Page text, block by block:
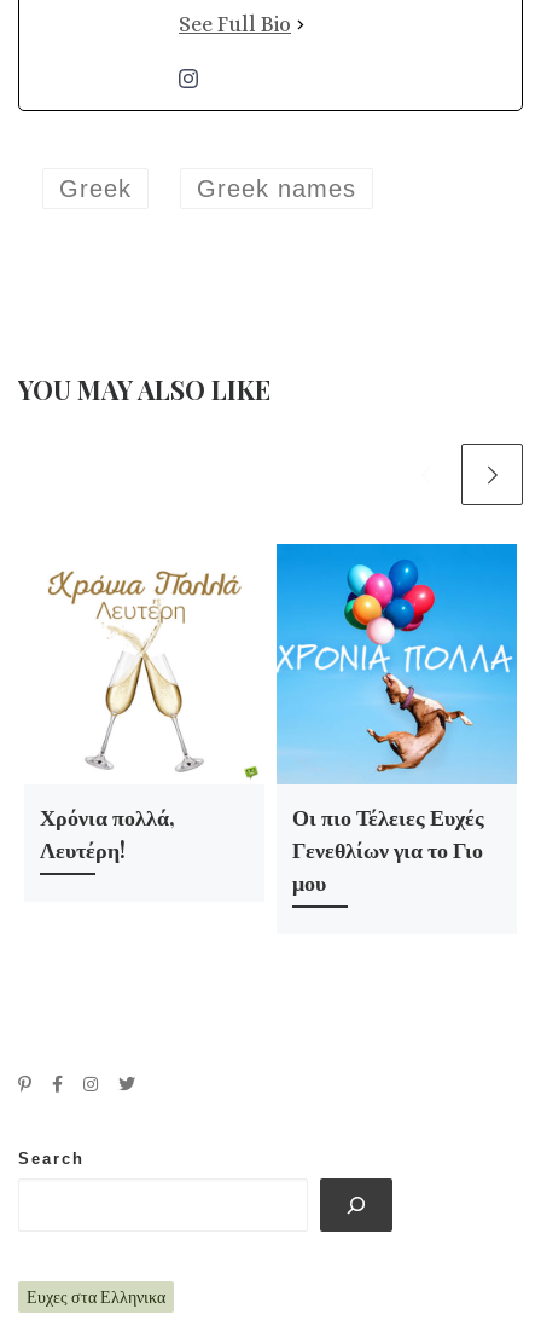
See Full Bio
Greek Greek names
YOU MAY ALSO LIKE
Χρόνια πολλά,
Λευτέρη!
Οι πιο Τέλειες Ευχές
Γενεθλίων για το Γιο
μου
Search
Ευχες στα Ελληνικα